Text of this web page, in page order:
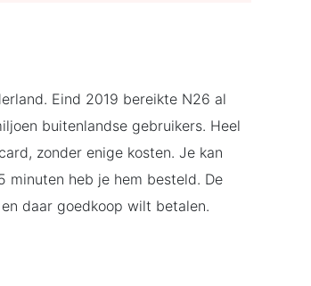
Eind 2019 bereikte N26 al
buitenlandse gebruikers. Heel
zonder enige kosten. Je kan
minuten heb je hem besteld. De
daar goedkoop wilt betalen.